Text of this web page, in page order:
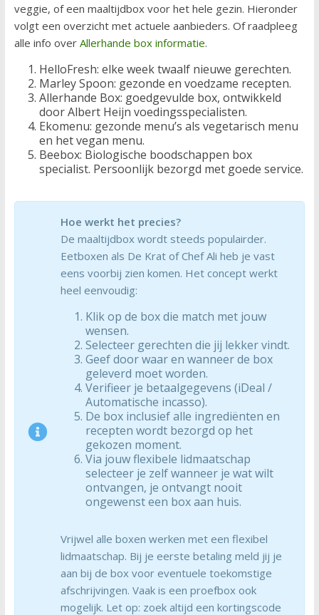
veggie, of een maaltijdbox voor het hele gezin. Hieronder
volgt een overzicht met actuele aanbieders. Of raadpleeg
alle info over Allerhande box informatie.
HelloFresh: elke week twaalf nieuwe gerechten.
Marley Spoon: gezonde en voedzame recepten.
Allerhande Box: goedgevulde box, ontwikkeld
door Albert Heijn voedingsspecialisten.
Ekomenu: gezonde menu’s als vegetarisch menu
en het vegan menu.
Beebox: Biologische boodschappen box
specialist. Persoonlijk bezorgd met goede service.
Hoe werkt het precies?
De maaltijdbox wordt steeds populairder.
Eetboxen als De Krat of Chef Ali heb je vast
eens voorbij zien komen. Het concept werkt
heel eenvoudig:
Klik op de box die match met jouw
wensen.
Selecteer gerechten die jij lekker vindt.
Geef door waar en wanneer de box
geleverd moet worden.
Verifieer je betaalgegevens (iDeal /
Automatische incasso).
De box inclusief alle ingrediënten en
recepten wordt bezorgd op het
gekozen moment.
Via jouw flexibele lidmaatschap
selecteer je zelf wanneer je wat wilt
ontvangen, je ontvangt nooit
ongewenst een box aan huis.
Vrijwel alle boxen werken met een flexibel
lidmaatschap. Bij je eerste betaling meld jij je
aan bij de box voor eventuele toekomstige
afschrijvingen. Vaak is een proefbox ook
mogelijk. Let op: zoek altijd een kortingscode